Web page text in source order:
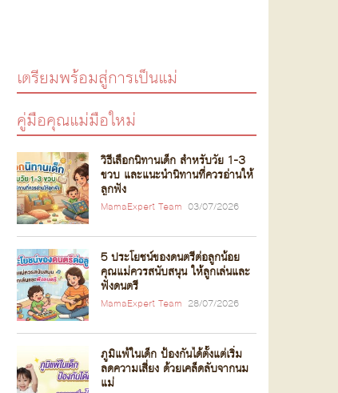
เตรียมพร้อมสู่การเป็นแม่
คู่มือคุณแม่มือใหม่
วิธีเลือกนิทานเด็ก สำหรับวัย 1-3
ขวบ และแนะนำนิทานที่ควรอ่านให้
ลูกฟัง
MamaExpert Team 03/07/2026
5 ประโยชน์ของดนตรีต่อลูกน้อย
คุณแม่ควรสนับสนุน ให้ลูกเล่นและ
ฟังดนตรี
MamaExpert Team 28/07/2026
ภูมิแพ้ในเด็ก ป้องกันได้ตั้งแต่เริ่ม
ลดความเสี่ยง ด้วยเคล็ดลับจากนม
แม่